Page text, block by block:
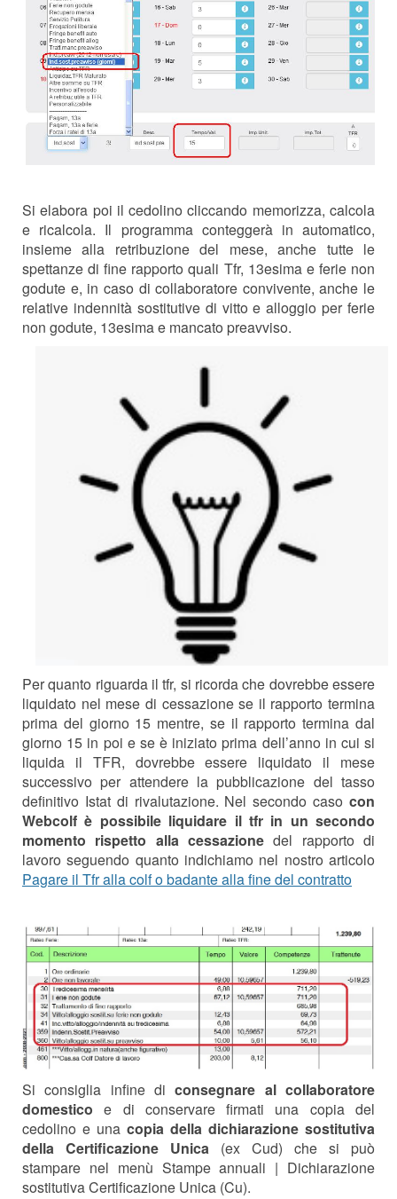
Si elabora poi il cedolino cliccando memorizza, calcola
e ricalcola. Il programma conteggerà in automatico,
insieme alla retribuzione del mese, anche tutte le
spettanze di fine rapporto quali Tfr, 13esima e ferie non
godute e, in caso di collaboratore convivente, anche le
relative indennità sostitutive di vitto e alloggio per ferie
non godute, 13esima e mancato preavviso.
Per quanto riguarda il tfr, si ricorda che dovrebbe essere
liquidato nel mese di cessazione se il rapporto termina
prima del giorno 15 mentre, se il rapporto termina dal
giorno 15 in poi e se è iniziato prima dell’anno in cui si
liquida il TFR, dovrebbe essere liquidato il mese
successivo per attendere la pubblicazione del tasso
definitivo Istat di rivalutazione. Nel secondo caso con
Webcolf è possibile liquidare il tfr in un secondo
momento rispetto alla cessazione del rapporto di
lavoro seguendo quanto indichiamo nel nostro articolo
Pagare il Tfr alla colf o badante alla fine del contratto
Si consiglia infine diconsegnare al collaboratore
domestico e di conservare firmati una copia del
cedolino e una copia della dichiarazione sostitutiva
della Certificazione Unica (ex Cud) che si può
stampare nel menù Stampe annuali | Dichiarazione
sostitutiva Certificazione Unica (Cu).